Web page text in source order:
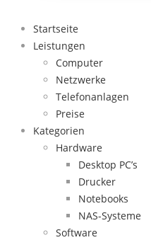
Startseite
Leistungen
Computer
Netzwerke
Telefonanlagen
Preise
Kategorien
Hardware
Desktop PC’s
Drucker
Notebooks
NAS-Systeme
Software